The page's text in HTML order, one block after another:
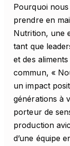
Pourquoi
prendre en
Nutrition, une
tant que
et des
commun, «
un impact
générations à
porteur de
production
d’une équipe